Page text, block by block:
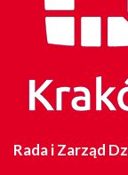
Rada i Zarząd